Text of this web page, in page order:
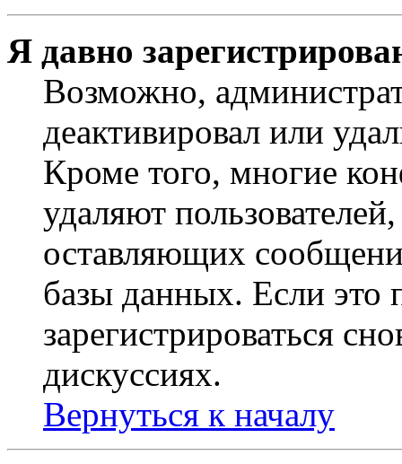
Я давно
Возможно,
деактивировал или
Кроме того, многие
удаляют
оставляющих
базы данных. Если это
зарегистрироваться
дискуссиях.
Вернуться к началу